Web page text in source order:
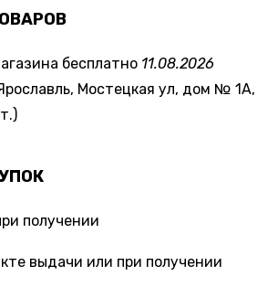
бесплатно 11.08.2026
Мостецкая ул, дом № 1А,
получении
выдачи или при получении